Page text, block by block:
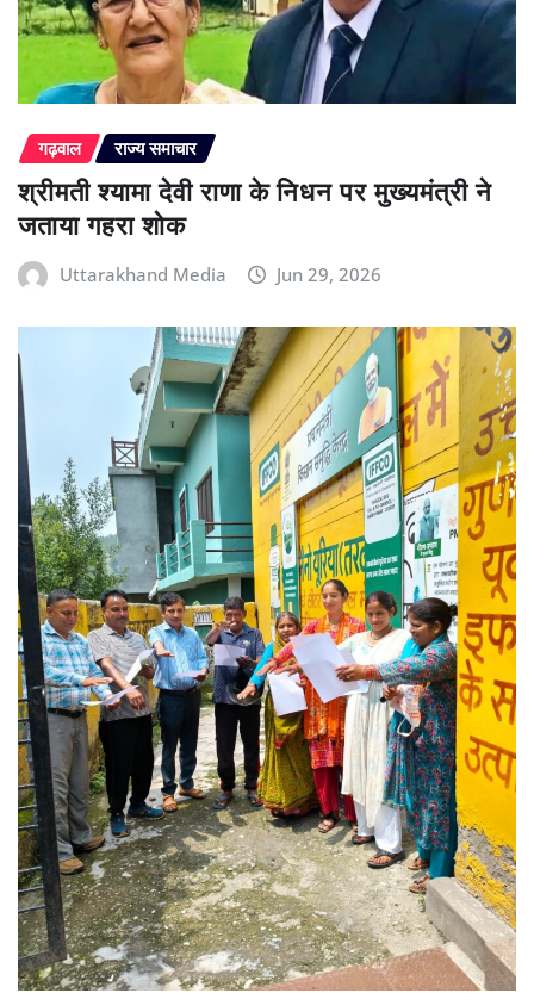
गढ़वाल राज्य समाचार
श्रीमती श्यामा देवी राणा के निधन पर मुख्यमंत्री ने
जताया गहरा शोक
Uttarakhand Media Jun 29, 2026